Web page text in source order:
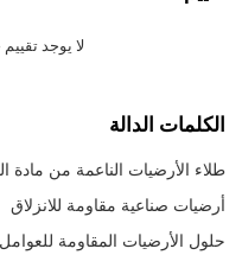
لا يوجد
الكلمات الدالة
طلاء الأرضيات الناعمة من مادة
أرضيات صناعية مقاومة للانزلاق
حلول الأرضيات المقاومة